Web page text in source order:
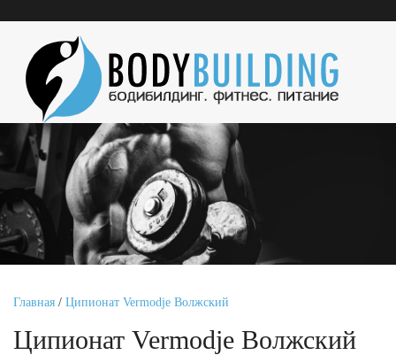
Главная / Ципионат Vermodje Волжский
Ципионат Vermodje Волжский